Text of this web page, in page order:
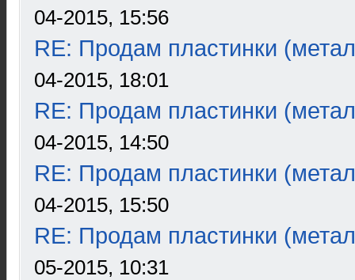
04-2015, 15:56
RE: Продам пластинки
04-2015, 18:01
RE: Продам пластинки
04-2015, 14:50
RE: Продам пластинки
04-2015, 15:50
RE: Продам пластинки
05-2015, 10:31